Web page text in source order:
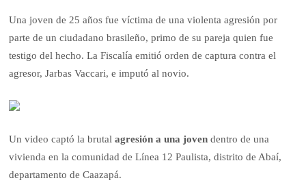
Una joven de 25 años fue víctima de una violenta agresión por
parte de un ciudadano brasileño, primo de su pareja quien fue
testigo del hecho. La Fiscalía emitió orden de captura contra el
agresor, Jarbas Vaccari, e imputó al novio.
Un video captó la brutalagresión a una jovendentro de una
vivienda en la comunidad de Línea 12 Paulista, distrito de Abaí,
departamento de Caazapá.